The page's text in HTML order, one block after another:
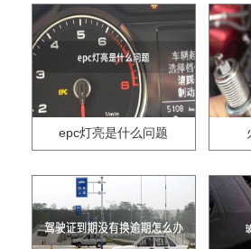
epc灯亮是什么问题